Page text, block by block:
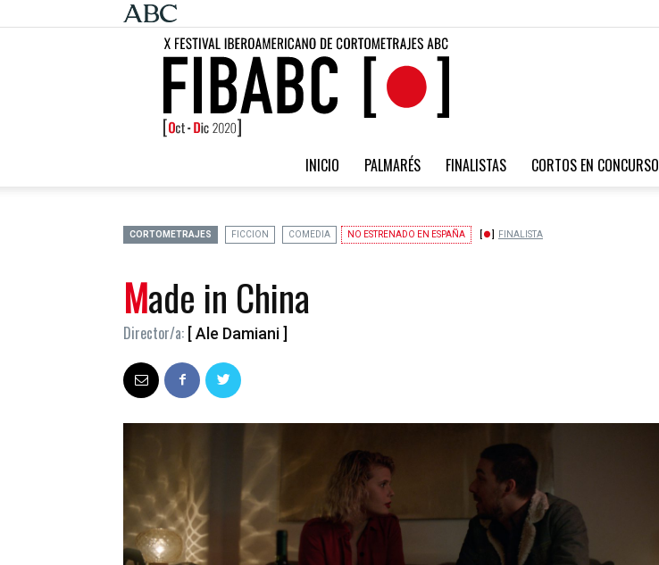
INICIO PALMARÉS FINALISTAS CORTOS EN CONCURSO
CORTOMETRAJES FICCION COMEDIA NO ESTRENADO EN ESPAÑA FINALISTA
Made in China
Director/a: [ Ale Damiani ]